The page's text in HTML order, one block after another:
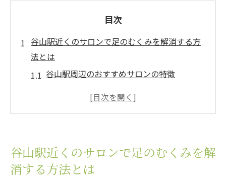
目次
谷山駅近くのサロンで足のむくみを解消する方
法とは
谷山駅周辺のおすすめサロンの特徴
効果的な施術メニューの選び方
サロン選びのポイントと予約のコツ
利用者の体験談から学ぶ、サロンの魅力
谷山駅近くのサロンで足のむくみを解
消する方法とは